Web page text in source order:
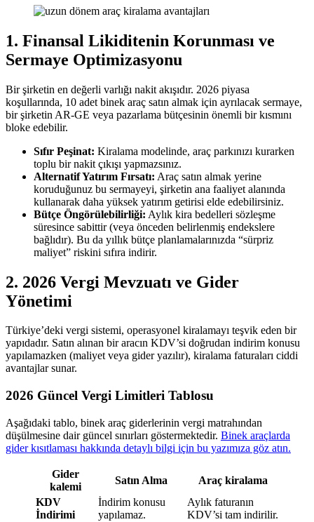
1. Finansal Likiditenin Korunması ve
Sermaye Optimizasyonu
Bir şirketin en değerli varlığı nakit akışıdır. 2026 piyasa
koşullarında, 10 adet binek araç satın almak için ayrılacak sermaye,
bir şirketin AR-GE veya pazarlama bütçesinin önemli bir kısmını
bloke edebilir.
Sıfır Peşinat: Kiralama modelinde, araç parkınızı kurarken
toplu bir nakit çıkışı yapmazsınız.
Alternatif Yatırım Fırsatı: Araç satın almak yerine
koruduğunuz bu sermayeyi, şirketin ana faaliyet alanında
kullanarak daha yüksek yatırım getirisi elde edebilirsiniz.
Bütçe Öngörülebilirliği: Aylık kira bedelleri sözleşme
süresince sabittir (veya önceden belirlenmiş endekslere
bağlıdır). Bu da yıllık bütçe planlamalarınızda “sürpriz
maliyet” riskini sıfıra indirir.
2. 2026 Vergi Mevzuatı ve Gider
Yönetimi
Türkiye’deki vergi sistemi, operasyonel kiralamayı teşvik eden bir
yapıdadır. Satın alınan bir aracın KDV’si doğrudan indirim konusu
yapılamazken (maliyet veya gider yazılır), kiralama faturaları ciddi
avantajlar sunar.
2026 Güncel Vergi Limitleri Tablosu
Aşağıdaki tablo, binek araç giderlerinin vergi matrahından
düşülmesine dair güncel sınırları göstermektedir. Binek araçlarda
gider kısıtlaması hakkında detaylı bilgi için bu yazımıza göz atın.
Gider
kalemi
Satın Alma
Araç kiralama
KDV
İndirimi
İndirim konusu
yapılamaz.
Aylık faturanın
KDV’si tam indirilir.